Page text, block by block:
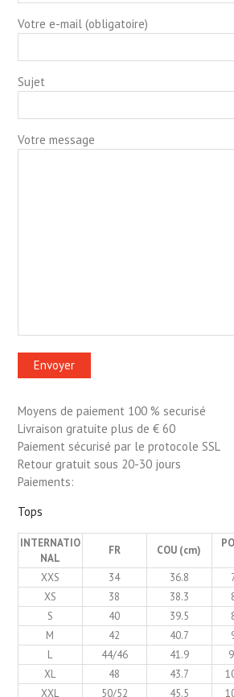
Votre e-mail (obligatoire)
Sujet
Votre message
Moyens de paiement 100 % securisé
Livraison gratuite plus de € 60
Paiement sécurisé par le protocole SSL
Retour gratuit sous 20-30 jours
Paiements:
Tops
INTERNATIO
NAL
FR COU (cm)
XXS
34 36.8
XS
38 38.3
S
40 39.5
M
42 40.7
L
44/46 41.9
XL
48 43.7
XXL
50/52 45.5